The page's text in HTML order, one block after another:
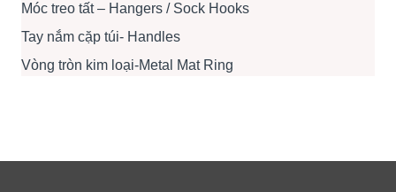
Móc treo tất – Hangers / Sock Hooks
Tay nắm cặp túi- Handles
Vòng tròn kim loại-Metal Mat Ring